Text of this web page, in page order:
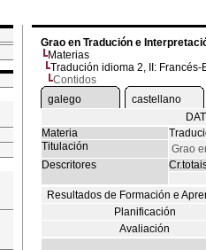
Grao en Tradución e
Materias
Tradución idioma 2, II: Francés-
Contidos
galego
castellano
Materia
Titulación
Grao
Descritores
Resultados de Formación e
Planificación
Avaliación